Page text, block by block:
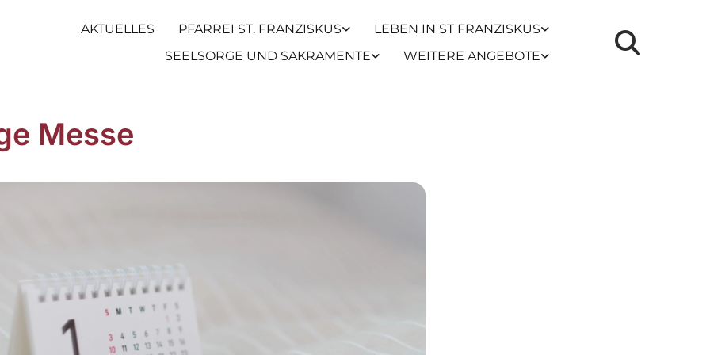
AKTUELLES PFARREI ST. FRANZISKUS
LEBEN IN ST FRANZISKUS
SEELSORGE UND SAKRAMENTE
WEITERE ANGEBOTE
Messe